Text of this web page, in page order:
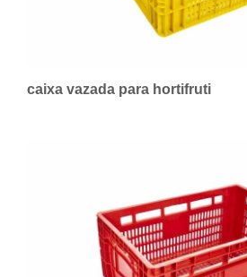
caixa vazada para hortifruti